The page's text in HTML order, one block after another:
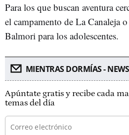
Para los que buscan aventura
el campamento de La Canaleja
Balmori para los adolescentes.
MIENTRAS DORMÍAS -
Apúntate gratis y recibe cada
temas del día